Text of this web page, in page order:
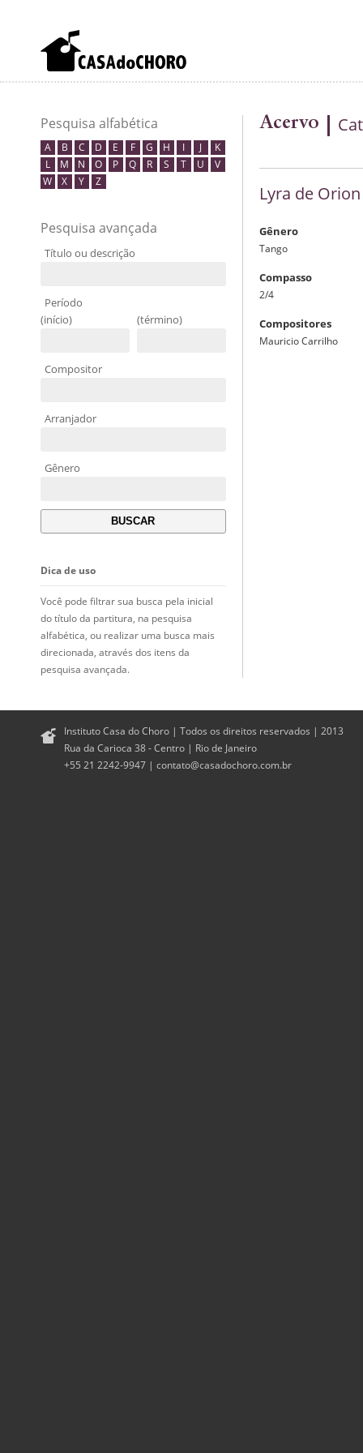
Pesquisa alfabética
A B C D E F G H I J
K
L
M N O P Q R S T U
V
W
X Y Z
Pesquisa avançada
Título ou descrição
Período
(início)
(término)
Compositor
Arranjador
Gênero
Dica de uso
Você pode filtrar sua busca pela inicial
do título da partitura, na pesquisa
alfabética, ou realizar uma busca mais
direcionada, através dos itens da
pesquisa avançada.
Acervo
Lyra de Orion
Gênero
Tango
Compasso
2/4
Compositores
Mauricio Carrilho
Instituto Casa do Choro | Todos os direitos reservados | 2013
Rua da Carioca 38 - Centro | Rio de Janeiro
+55 21 2242-9947 | contato@casadochoro.com.br